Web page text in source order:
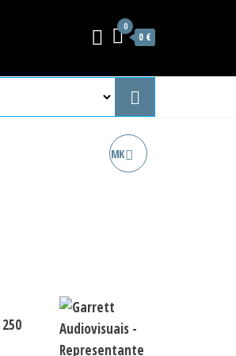
0
0 €
BEYERDYNAMIC DT 297 PV MK
250